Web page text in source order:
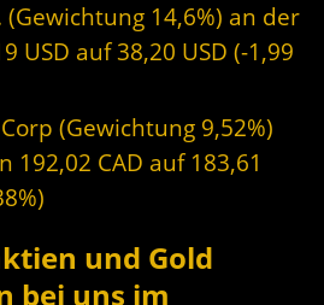
14,6%) an der
USD auf 38,20 USD (-1,99
(Gewichtung 9,52%)
192,02 CAD auf 183,61
und Gold
bei uns im